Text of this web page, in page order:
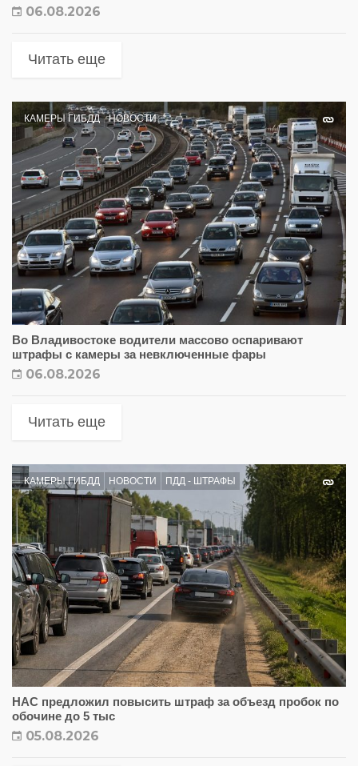
06.08.2026
Читать еще
КАМЕРЫ ГИБДД НОВОСТИ
Во Владивостоке водители массово оспаривают
штрафы с камеры за невключенные фары
06.08.2026
Читать еще
КАМЕРЫ ГИБДД НОВОСТИ ПДД - ШТРАФЫ
НАС предложил повысить штраф за объезд пробок по
обочине до 5 тыс
05.08.2026